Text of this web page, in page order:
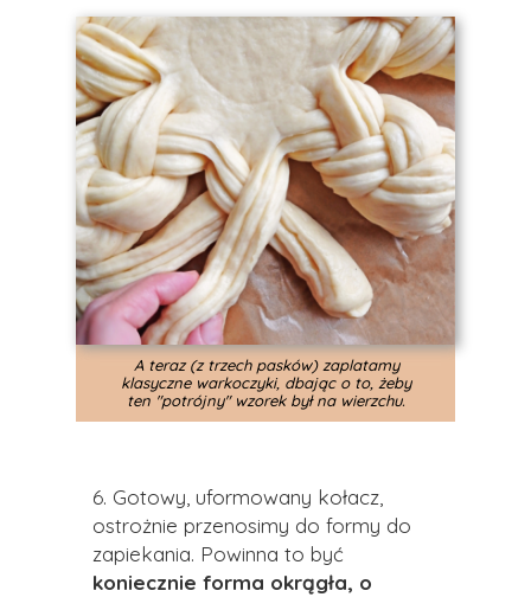
6. Gotowy, uformowany kołacz,
ostrożnie przenosimy do formy do
zapiekania. Powinna to być
koniecznie forma okrągła, o
A teraz (z trzech pasków) zaplatamy
klasyczne warkoczyki, dbając o to, żeby
ten "potrójny" wzorek był na wierzchu.